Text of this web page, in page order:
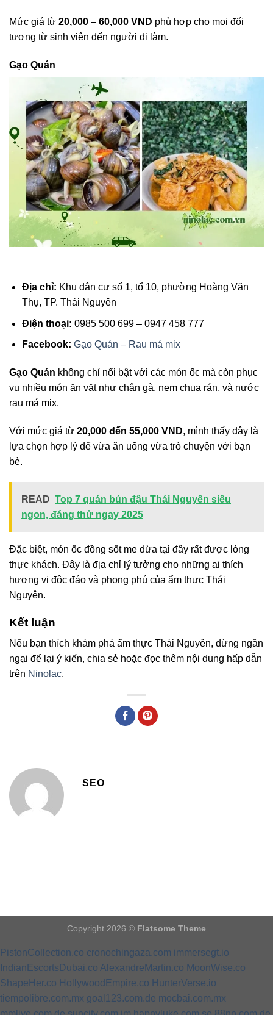
Mức giá từ 20,000 – 60,000 VND phù hợp cho mọi đối
tượng từ sinh viên đến người đi làm.
Gạo Quán
Địa chỉ: Khu dân cư số 1, tổ 10, phường Hoàng Văn
Thụ, TP. Thái Nguyên
Điện thoại: 0985 500 699 – 0947 458 777
Facebook: Gạo Quán – Rau má mix
Gạo Quán không chỉ nổi bật với các món ốc mà còn phục
vụ nhiều món ăn vặt như chân gà, nem chua rán, và nước
rau má mix.
Với mức giá từ 20,000 đến 55,000 VND, mình thấy đây là
lựa chọn hợp lý để vừa ăn uống vừa trò chuyện với bạn
bè.
READ Top 7 quán bún đậu Thái Nguyên siêu
ngon, đáng thử ngay 2025
Đặc biệt, món ốc đồng sốt me dừa tại đây rất được lòng
thực khách. Đây là địa chỉ lý tưởng cho những ai thích
hương vị độc đáo và phong phú của ẩm thực Thái
Nguyên.
Kết luận
Nếu bạn thích khám phá ẩm thực Thái Nguyên, đừng ngần
ngại để lại ý kiến, chia sẻ hoặc đọc thêm nội dung hấp dẫn
trên Ninolac.
SEO
Copyright 2026 © Flatsome Theme
PistonCollection.co cronochingaza.com immersegt.io
IndianEscortsDubai.co AlexandreMartin.co MoonWise.co
ShapeHer.co HollywoodEmpire.co HunterVerse.io
tiempolibre.com.mx goal123.com.de mocbai.com.mx